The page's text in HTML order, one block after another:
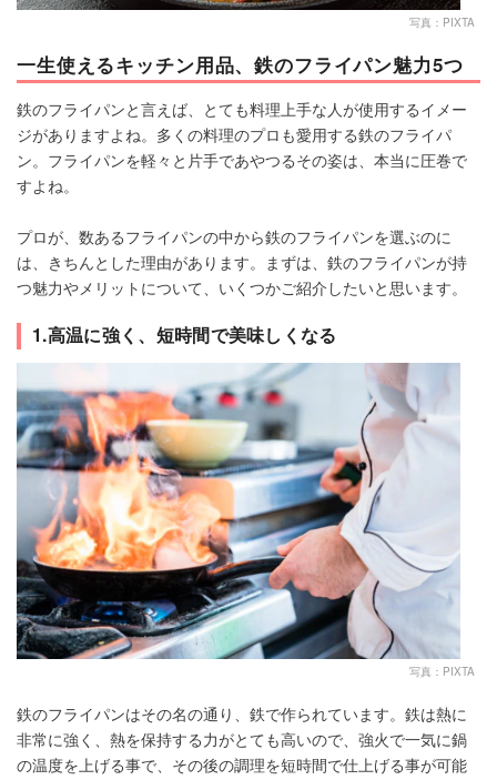
写真：PIXTA
一生使えるキッチン用品、鉄のフライパン魅力5つ
鉄のフライパンと言えば、とても料理上手な人が使用するイメー
ジがありますよね。多くの料理のプロも愛用する鉄のフライパ
ン。フライパンを軽々と片手であやつるその姿は、本当に圧巻で
すよね。
プロが、数あるフライパンの中から鉄のフライパンを選ぶのに
は、きちんとした理由があります。まずは、鉄のフライパンが持
つ魅力やメリットについて、いくつかご紹介したいと思います。
1.高温に強く、短時間で美味しくなる
写真：PIXTA
鉄のフライパンはその名の通り、鉄で作られています。鉄は熱に
非常に強く、熱を保持する力がとても高いので、強火で一気に鍋
の温度を上げる事で、その後の調理を短時間で仕上げる事が可能